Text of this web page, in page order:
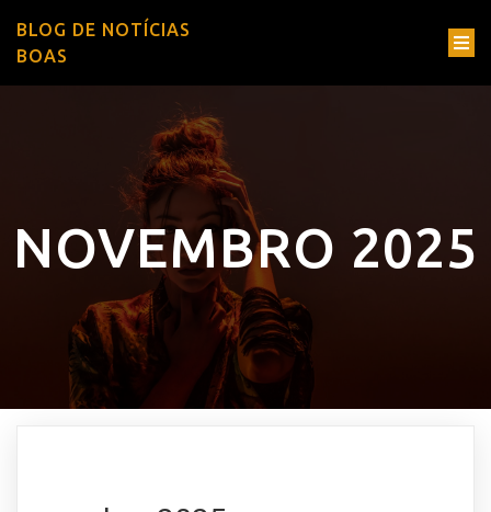
BLOG DE NOTÍCIAS
BOAS
NOVEMBRO 2025